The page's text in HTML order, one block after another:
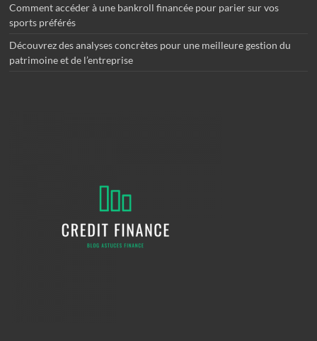
Comment accéder à une bankroll financée pour parier sur vos
sports préférés
Découvrez des analyses concrètes pour une meilleure gestion du
patrimoine et de l’entreprise